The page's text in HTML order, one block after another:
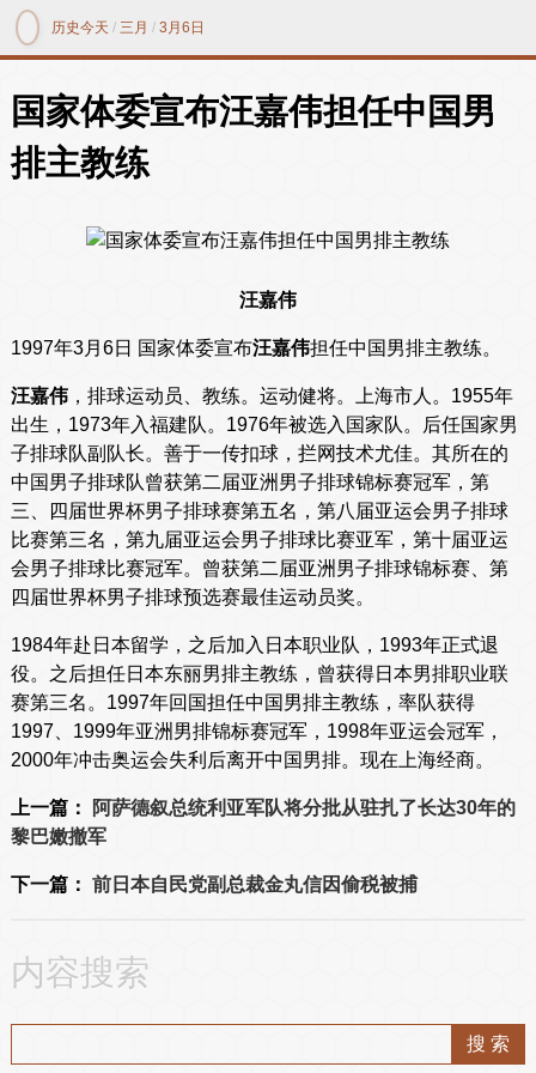
历史今天 /三月 /3月6日
国家体委宣布汪嘉伟担任中国男
排主教练
汪嘉伟
1997年3月6日 国家体委宣布汪嘉伟担任中国男排主教练。
汪嘉伟，排球运动员、教练。运动健将。上海市人。1955年
出生，1973年入福建队。1976年被选入国家队。后任国家男
子排球队副队长。善于一传扣球，拦网技术尤佳。其所在的
中国男子排球队曾获第二届亚洲男子排球锦标赛冠军，第
三、四届世界杯男子排球赛第五名，第八届亚运会男子排球
比赛第三名，第九届亚运会男子排球比赛亚军，第十届亚运
会男子排球比赛冠军。曾获第二届亚洲男子排球锦标赛、第
四届世界杯男子排球预选赛最佳运动员奖。
1984年赴日本留学，之后加入日本职业队，1993年正式退
役。之后担任日本东丽男排主教练，曾获得日本男排职业联
赛第三名。1997年回国担任中国男排主教练，率队获得
1997、1999年亚洲男排锦标赛冠军，1998年亚运会冠军，
2000年冲击奥运会失利后离开中国男排。现在上海经商。
上一篇：
阿萨德叙总统利亚军队将分批从驻扎了长达30年的
黎巴嫩撤军
下一篇： 前日本自民党副总裁金丸信因偷税被捕
内容搜索